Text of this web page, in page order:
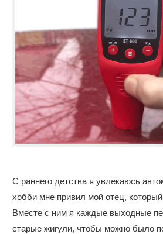
С раннего детства я увлекаюсь
хобби мне привил мой отец,
Вместе с ним я каждые выходные
старые жигули, чтобы можно было